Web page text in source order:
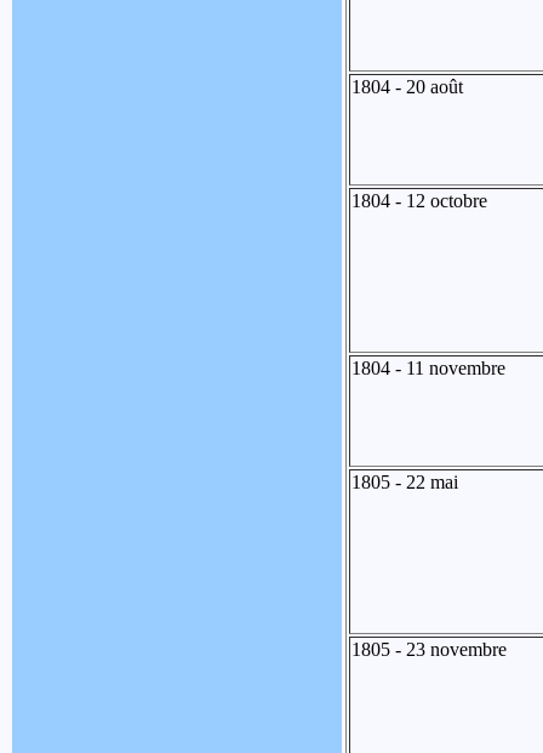
1804 - 20 août
1804 - 12 octobre
1804 - 11 novembre
1805 - 22 mai
1805 - 23 novembre